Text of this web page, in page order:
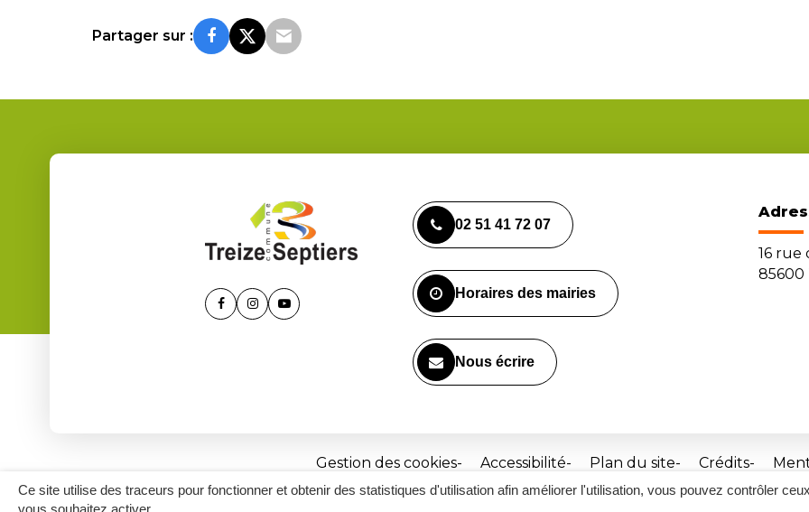
Ce site utilise des traceurs pour fonctionner et obtenir des statistiques d'utilisation afin améliorer l'utilisation, vous pouvez contrôler
vous souhaitez activer.
Partager sur :
Lien Lien Lien
02 51 41 72 07
Horaires des mairies
Nous écrire
16 rue
85600
Gestion des cookies Accessibilité Plan du site Crédits